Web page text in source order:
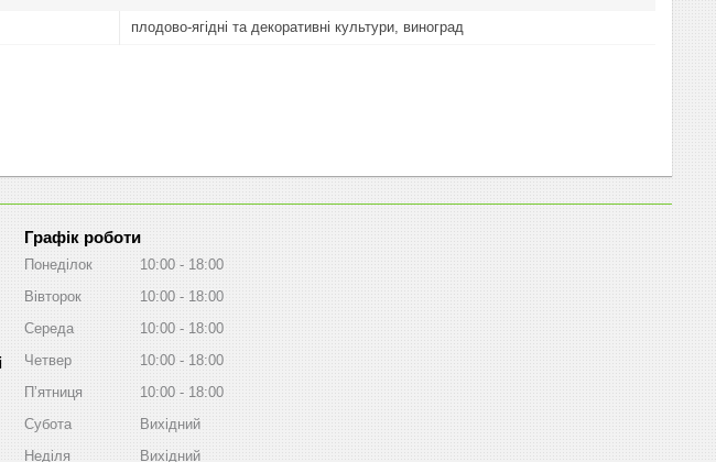
плодово-ягідні та декоративні культури, виноград
Графік роботи
Понеділок 10:00
18:00
Вівторок
10:00
18:00
Середа
10:00
18:00
Четвер
10:00
18:00
Пʼятниця
10:00
18:00
Субота
Вихідний
Неділя
Вихідний